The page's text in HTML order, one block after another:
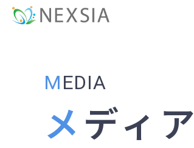
MEDIA
メディア